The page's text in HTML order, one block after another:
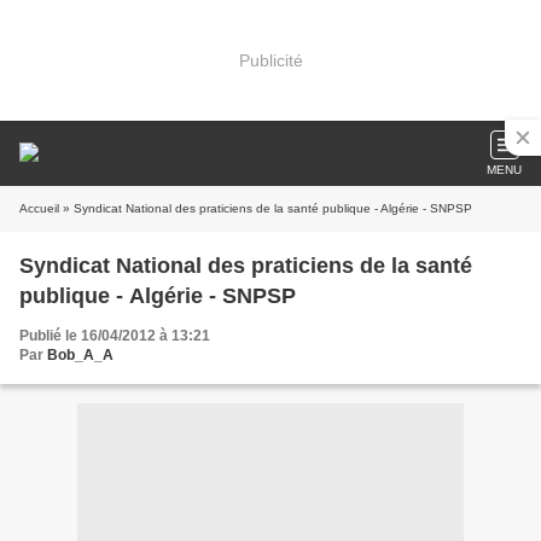
Publicité
MENU
Accueil » Syndicat National des praticiens de la santé publique - Algérie - SNPSP
Syndicat National des praticiens de la santé
publique - Algérie - SNPSP
Publié le 16/04/2012 à 13:21
Par Bob_A_A